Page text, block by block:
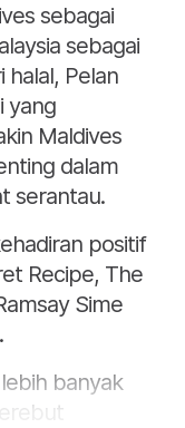
sebagai
sebagai
halal, Pelan
yang
Maldives
dalam
serantau.
positif
Recipe, The
Sime
banyak